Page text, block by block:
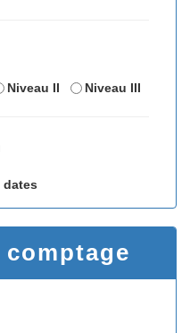
Niveau II Niveau III
dates